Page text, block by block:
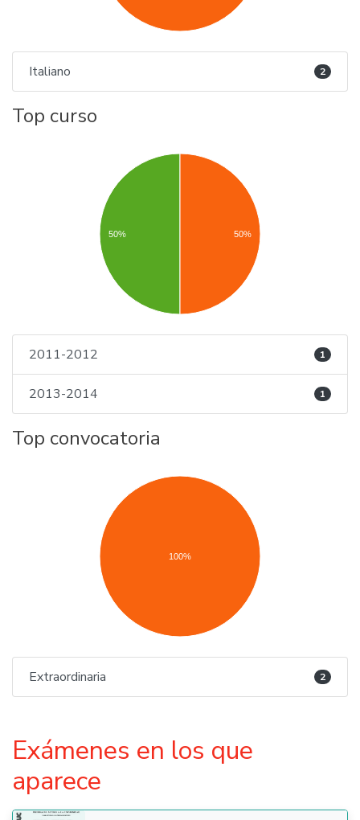
Italiano 2
Top curso
50% 50%
2011-2012 1
2013-2014 1
Top convocatoria
100%
Extraordinaria 2
Exámenes en los que
aparece